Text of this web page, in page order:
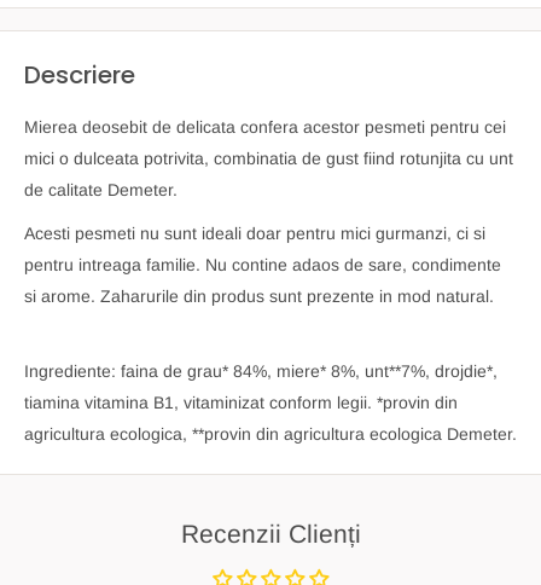
Descriere
Mierea deosebit de delicata confera acestor pesmeti pentru cei
mici o dulceata potrivita, combinatia de gust fiind rotunjita cu unt
de calitate Demeter.
Acesti pesmeti nu sunt ideali doar pentru mici gurmanzi, ci si
pentru intreaga familie. Nu contine adaos de sare, condimente
si arome. Zaharurile din produs sunt prezente in mod natural.
Ingrediente: faina de grau* 84%, miere* 8%, unt**7%, drojdie*,
tiamina vitamina B1, vitaminizat conform legii. *provin din
agricultura ecologica, **provin din agricultura ecologica Demeter.
Recenzii Clienți